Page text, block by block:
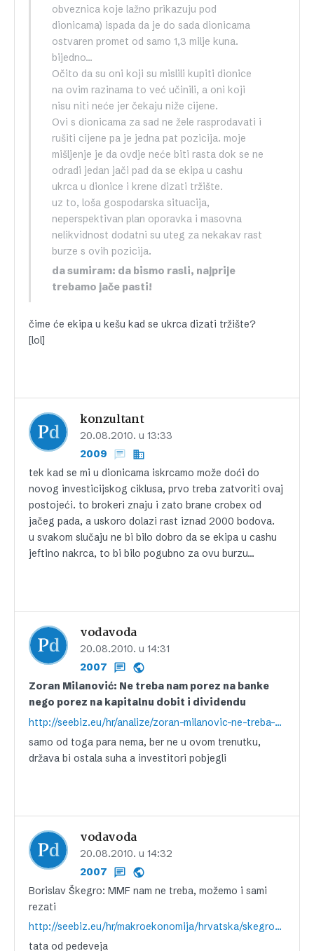
obveznica koje lažno prikazuju pod
dionicama) ispada da je do sada dionicama
ostvaren promet od samo 1,3 milje kuna.
bijedno…
Očito da su oni koji su mislili kupiti dionice
na ovim razinama to već učinili, a oni koji
nisu niti neće jer čekaju niže cijene.
Ovi s dionicama za sad ne žele rasprodavati i
rušiti cijene pa je jedna pat pozicija. moje
mišljenje je da ovdje neće biti rasta dok se ne
odradi jedan jači pad da se ekipa u cashu
ukrca u dionice i krene dizati tržište.
uz to, loša gospodarska situacija,
neperspektivan plan oporavka i masovna
nelikvidnost dodatni su uteg za nekakav rast
burze s ovih pozicija.
da sumiram: da bismo rasli, najprije
trebamo jače pasti!
čime će ekipa u kešu kad se ukrca dizati tržište?
[lol]
konzultant
20.08.2010. u 13:33
2009
tek kad se mi u dionicama iskrcamo može doći do
novog investicijskog ciklusa, prvo treba zatvoriti ovaj
postojeći. to brokeri znaju i zato brane crobex od
jačeg pada, a uskoro dolazi rast iznad 2000 bodova.
u svakom slučaju ne bi bilo dobro da se ekipa u cashu
jeftino nakrca, to bi bilo pogubno za ovu burzu…
vodavoda
20.08.2010. u 14:31
2007
Zoran Milanović: Ne treba nam porez na banke
nego porez na kapitalnu dobit i dividendu
http://seebiz.eu/hr/analize/zoran-milanovic-ne-treba-nam-porez-na-banke-nego-porez-na-kapitalnu-dobit-i-dividendu,89136.html
samo od toga para nema, ber ne u ovom trenutku,
država bi ostala suha a investitori pobjegli
vodavoda
20.08.2010. u 14:32
2007
Borislav Škegro: MMF nam ne treba, možemo i sami
rezati
http://seebiz.eu/hr/makroekonomija/hrvatska/skegro-mmf-nam-ne-treba%2c-mozemo-i-sami-rezati,89167.html
tata od pedeveja